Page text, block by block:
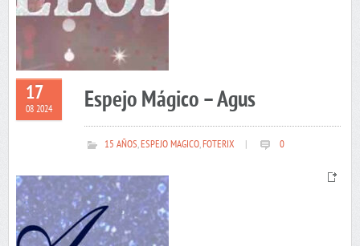
17
08 2024 Espejo Mágico – Agus
15 AÑOS,ESPEJO MAGICO,FOTERIX 0